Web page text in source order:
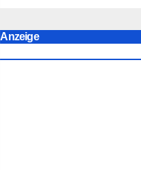
Anzeige